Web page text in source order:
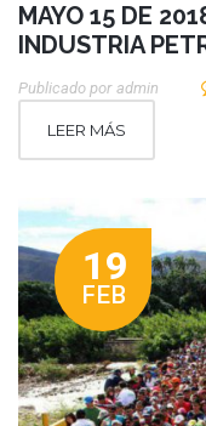
MAYO 15 DE
INDUSTRIA
Publicado por Admin
LEER MÁS
19
FEB